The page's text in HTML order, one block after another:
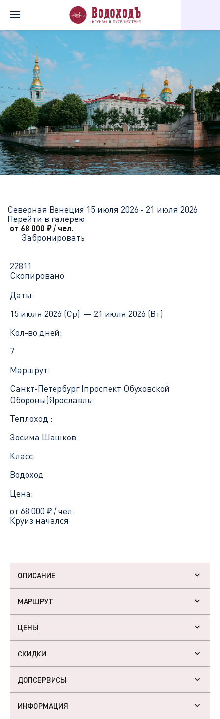
Северная Венеция 15 июля 2026 - 21 июля 2026
Перейти в галерею
от 68 000 ₽/ чел.
Забронировать
22811
Скопировано
Даты:
15 июля 2026 (Ср) — 21 июля 2026 (Вт)
Кол-во дней:
7
Маршрут:
Санкт-Петербург (проспект Обуховской
Обороны)Ярославль
Теплоход :
Зосима Шашков
Класс:
Водоход
Цена:
от 68 000 ₽/ чел.
Круиз начался
ОПИСАНИЕ
МАРШРУТ
ЦЕНЫ
СКИДКИ
ДОПСЕРВИСЫ
ИНФОРМАЦИЯ